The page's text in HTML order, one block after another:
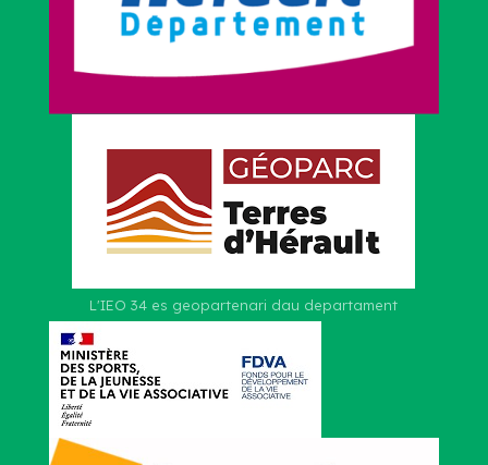
L'IEO 34 es geopartenari dau departament